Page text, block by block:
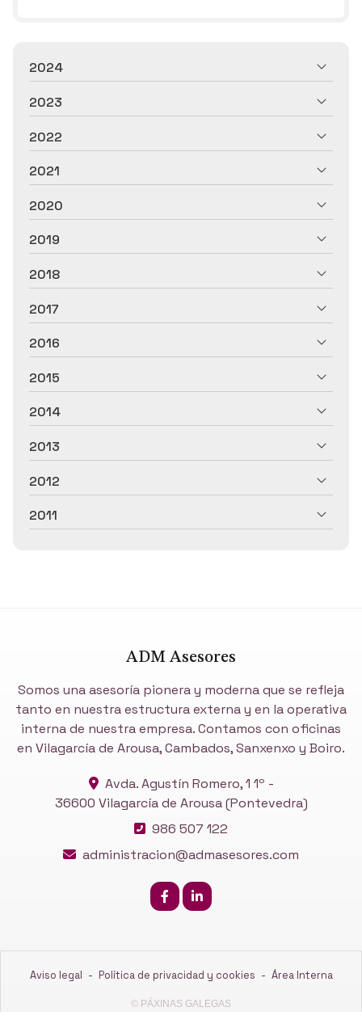
2024
2023
2022
2021
2020
2019
2018
2017
2016
2015
2014
2013
2012
2011
ADM Asesores
Somos una asesoría pionera y moderna que se refleja
tanto en nuestra estructura externa y en la operativa
interna de nuestra empresa. Contamos con oficinas
en Vilagarcía de Arousa, Cambados, Sanxenxo y Boiro.
Avda. Agustín Romero, 1 1º -
36600 Vilagarcía de Arousa(Pontevedra)
986 507 122
administracion@admasesores.com
Aviso legal - Política de privacidad y cookies - Área Interna
© PÁXINAS GALEGAS